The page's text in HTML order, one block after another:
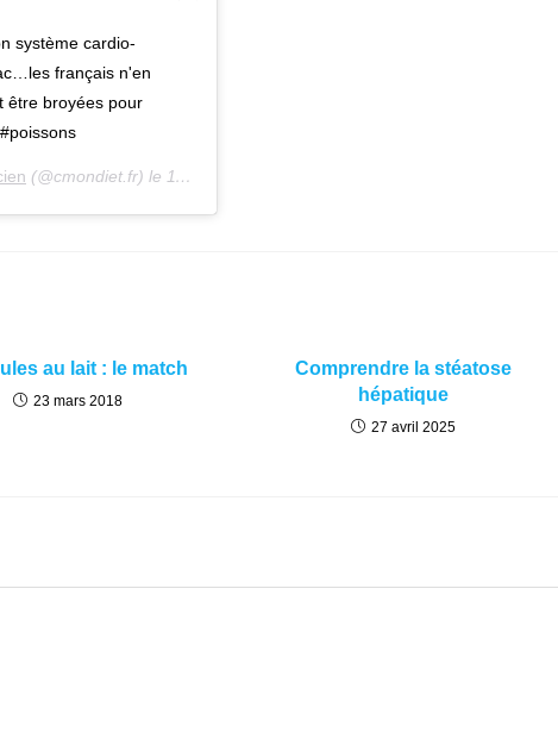
système cardio-
français n'en
être broyées pour
(@cmondiet.fr) le 11 Mars 2020 à 2 :59 PDT
au lait : le match
23 mars 2018
Comprendre la stéatose
hépatique
27 avril 2025